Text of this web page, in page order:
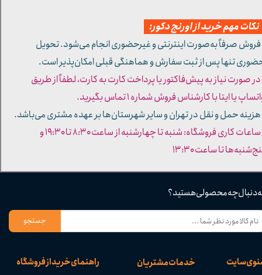
راهنمای خرید از فروشگاه خدمات مشتریان سایت
دنبال چه محصولی هستید؟
جستجو
مهم خرید از اورنج دکور:
صرفاً به‌صورت اینترنتی و غیرحضوری انجام می‌شود. تحویل
تنها پس از ثبت سفارش و هماهنگی قبلی امکان‌پذیر است.
صورت نیاز به پیش‌فاکتور یا پرداخت کارت به کارت، لطفاً از طریق
یا ایتا با کارشناس فروش شماره ۱ تماس بگیرید.
حمل و نقل در تهران و سایر شهرستان‌ها بر عهده مشتری می‌باشد.
- ساعات کاری فروشگاه: شنبه تا چهارشنبه از ساعت ۸:۳۰ تا ۱۹:۳۰ و
تا ساعت ۱۳:۳۰​​​​​​​